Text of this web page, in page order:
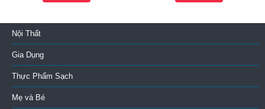
Nội Thất
Gia Dụng
Thực Phẩm Sạch
Mẹ và Bé